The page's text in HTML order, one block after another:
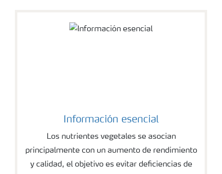
Información esencial
Los nutrientes vegetales se asocian
principalmente con un aumento de rendimiento
y calidad, el objetivo es evitar deficiencias de